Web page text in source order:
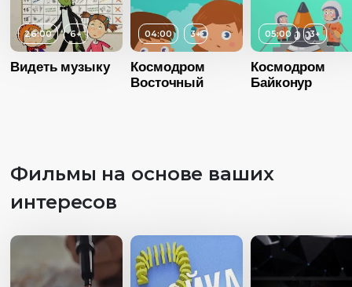
26:00 6+
Видеть музыку
Длительность
04:00 3+
Космодром
Восточный
Возраст 3+
05:00 3+
Космодром
Байконур
Длительность
Фильмы на основе ваших
интересов